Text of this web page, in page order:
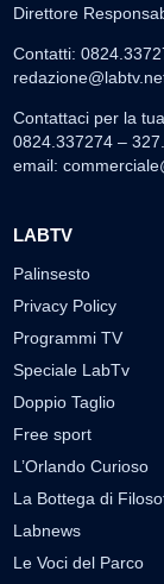
Direttore
Contatti:
Contattaci per la
0824.337274 –
email:
LABTV
Palinsesto
Privacy Policy
Programmi TV
Speciale LabTv
Doppio Taglio
Free sport
L’Orlando Curioso
La Bottega di
Labnews
Le Voci del Parco